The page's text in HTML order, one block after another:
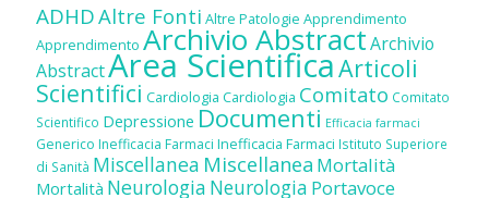
ADHDAltre Fonti Altre Patologie Apprendimento
Apprendimento Archivio AbstractArchivio
AbstractArea ScientificaArticoli
Scientifici Cardiologia Cardiologia Comitato Comitato
Scientifico Depressione Documenti Efficacia farmaci
Generico Inefficacia Farmaci Inefficacia Farmaci Istituto Superiore
di Sanità Miscellanea Miscellanea Mortalità
Mortalità Neurologia Neurologia Portavoce